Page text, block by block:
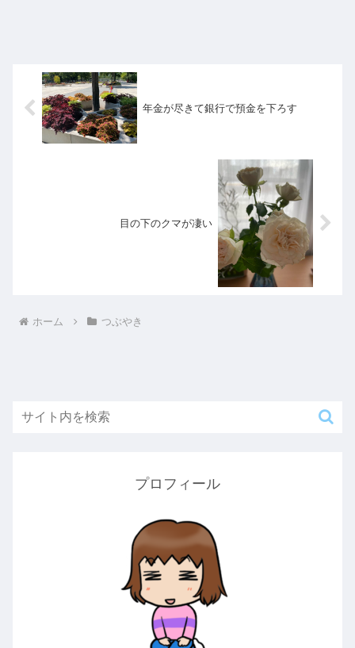
年金が尽きて銀行で預金を下ろす
目の下のクマが凄い
ホーム つぶやき
プロフィール